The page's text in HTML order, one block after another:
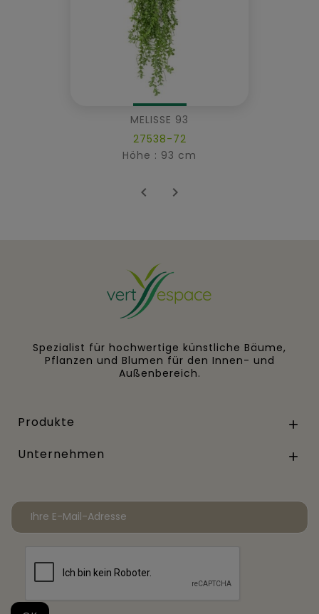
MELISSE 93
27538-72
Höhe : 93 cm
 
Spezialist für hochwertige künstliche Bäume,
Pflanzen und Blumen für den Innen- und
Außenbereich.
Produkte 
Unternehmen 